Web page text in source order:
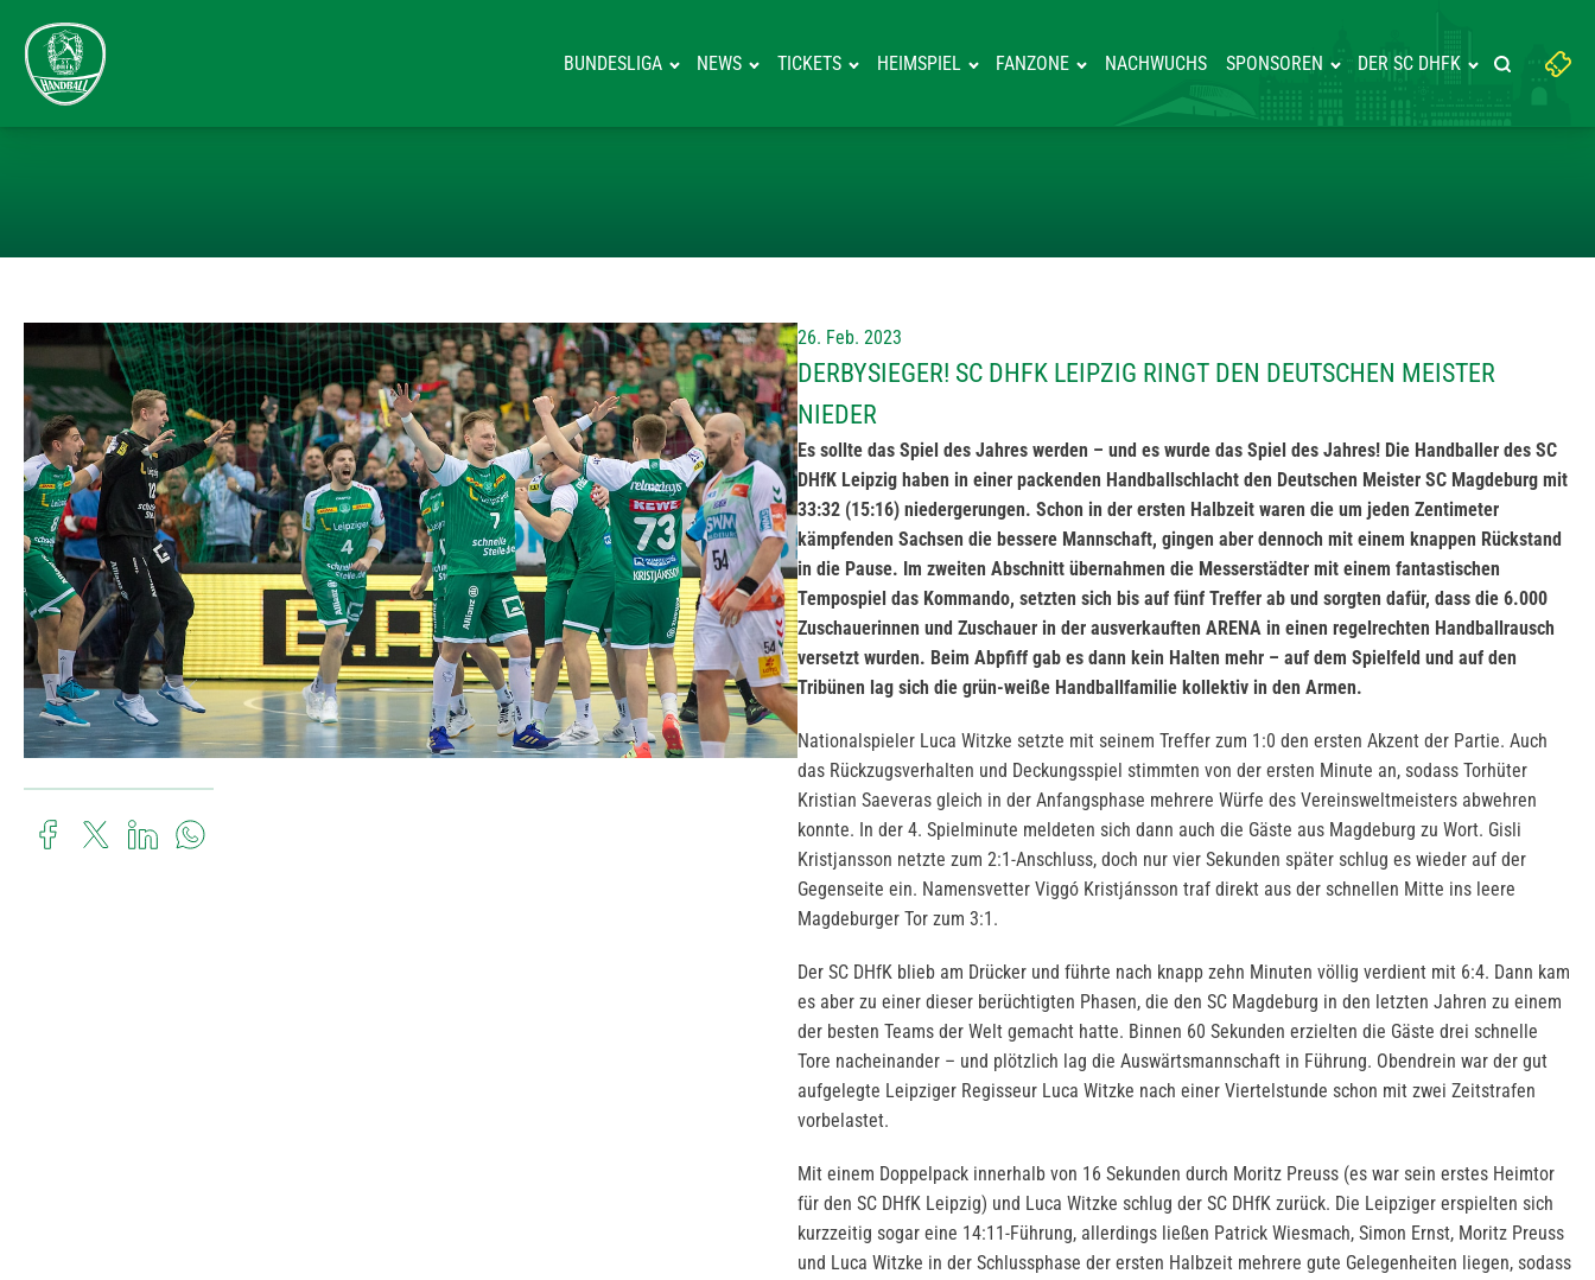
BUNDESLIGA NEWS TICKETS HEIMSPIEL FANZONE NACHWUCHS SPONSOREN DER SC DHFK
Suchbegriff
eingeben:
Suche
26. Feb. 2023
DERBYSIEGER! SC DHFK LEIPZIG RINGT DEN DEUTSCHEN MEISTER
NIEDER
Es sollte das Spiel des Jahres werden – und es wurde das Spiel des Jahres! Die Handballer des SC
DHfK Leipzig haben in einer packenden Handballschlacht den Deutschen Meister SC Magdeburg mit
33:32 (15:16) niedergerungen. Schon in der ersten Halbzeit waren die um jeden Zentimeter
kämpfenden Sachsen die bessere Mannschaft, gingen aber dennoch mit einem knappen Rückstand
in die Pause. Im zweiten Abschnitt übernahmen die Messerstädter mit einem fantastischen
Tempospiel das Kommando, setzten sich bis auf fünf Treffer ab und sorgten dafür, dass die 6.000
Zuschauerinnen und Zuschauer in der ausverkauften ARENA in einen regelrechten Handballrausch
versetzt wurden. Beim Abpfiff gab es dann kein Halten mehr – auf dem Spielfeld und auf den
Tribünen lag sich die grün-weiße Handballfamilie kollektiv in den Armen.
Nationalspieler Luca Witzke setzte mit seinem Treffer zum 1:0 den ersten Akzent der Partie. Auch
das Rückzugsverhalten und Deckungsspiel stimmten von der ersten Minute an, sodass Torhüter
Kristian Saeveras gleich in der Anfangsphase mehrere Würfe des Vereinsweltmeisters abwehren
konnte. In der 4. Spielminute meldeten sich dann auch die Gäste aus Magdeburg zu Wort. Gisli
Kristjansson netzte zum 2:1-Anschluss, doch nur vier Sekunden später schlug es wieder auf der
Gegenseite ein. Namensvetter Viggó Kristjánsson traf direkt aus der schnellen Mitte ins leere
Magdeburger Tor zum 3:1.
Der SC DHfK blieb am Drücker und führte nach knapp zehn Minuten völlig verdient mit 6:4. Dann kam
es aber zu einer dieser berüchtigten Phasen, die den SC Magdeburg in den letzten Jahren zu einem
der besten Teams der Welt gemacht hatte. Binnen 60 Sekunden erzielten die Gäste drei schnelle
Tore nacheinander – und plötzlich lag die Auswärtsmannschaft in Führung. Obendrein war der gut
aufgelegte Leipziger Regisseur Luca Witzke nach einer Viertelstunde schon mit zwei Zeitstrafen
vorbelastet.
Mit einem Doppelpack innerhalb von 16 Sekunden durch Moritz Preuss (es war sein erstes Heimtor
für den SC DHfK Leipzig) und Luca Witzke schlug der SC DHfK zurück. Die Leipziger erspielten sich
kurzzeitig sogar eine 14:11-Führung, allerdings ließen Patrick Wiesmach, Simon Ernst, Moritz Preuss
und Luca Witzke in der Schlussphase der ersten Halbzeit mehrere gute Gelegenheiten liegen, sodass